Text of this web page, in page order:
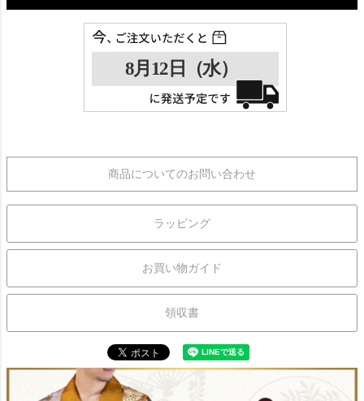
商品についてのお問い合わせ
ラッピング
お買い物ガイド
領収書